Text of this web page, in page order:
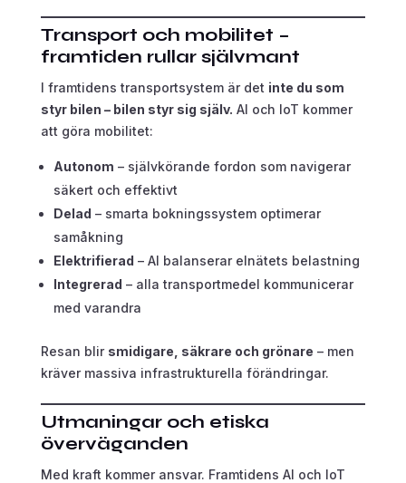
Transport och mobilitet –
framtiden rullar självmant
I framtidens transportsystem är det inte du som
styr bilen – bilen styr sig själv. AI och IoT kommer
att göra mobilitet:
Autonom – självkörande fordon som navigerar
säkert och effektivt
Delad – smarta bokningssystem optimerar
samåkning
Elektrifierad – AI balanserar elnätets belastning
Integrerad – alla transportmedel kommunicerar
med varandra
Resan blir smidigare, säkrare och grönare – men
kräver massiva infrastrukturella förändringar.
Utmaningar och etiska
överväganden
Med kraft kommer ansvar. Framtidens AI och IoT